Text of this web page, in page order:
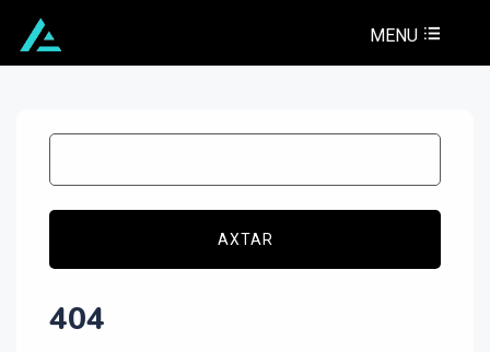
MENU
AXTAR
404